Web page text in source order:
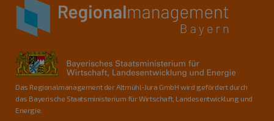
Das Regionalmanagement der Altmühl-Jura GmbH wird gefördert durch
das Bayerische Staatsministerium für Wirtschaft, Landesentwicklung und
Energie.